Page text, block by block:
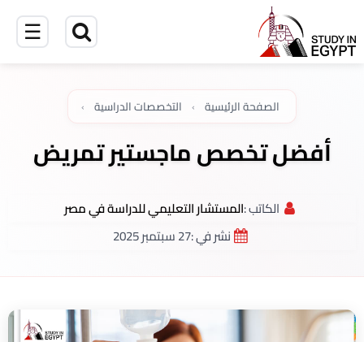
☰
الصفحة الرئيسية التخصصات الدراسية
أفضل تخصص ماجستير تمريض
الكاتب :المستشار التعليمي للدراسة في مصر
نشر في :27 سبتمبر 2025